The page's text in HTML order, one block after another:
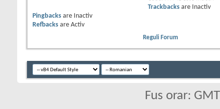
Trackbacksare
Inactiv
Pingbacks are
Inactiv
Refbacks are Activ
Reguli Forum
Fus orar: